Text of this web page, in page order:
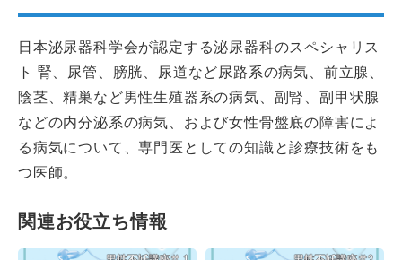
日本泌尿器科学会が認定する泌尿器科のスペシャリス
ト 腎、尿管、膀胱、尿道など尿路系の病気、前立腺、
陰茎、精巣など男性生殖器系の病気、副腎、副甲状腺
などの内分泌系の病気、および女性骨盤底の障害によ
る病気について、専門医としての知識と診療技術をも
つ医師。
関連お役⽴ち情報